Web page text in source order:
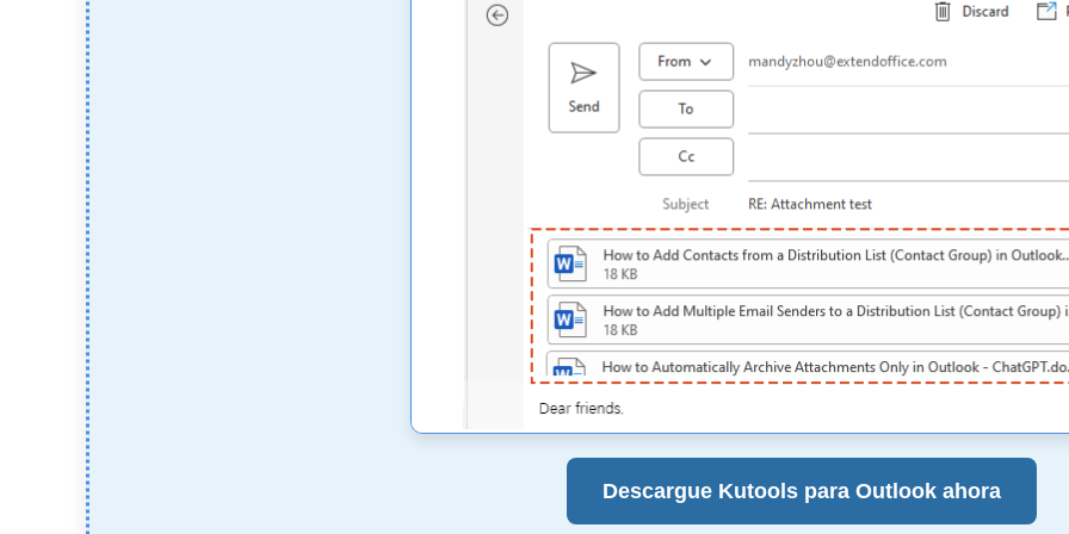
Descargue Kutools para Outlook ahora